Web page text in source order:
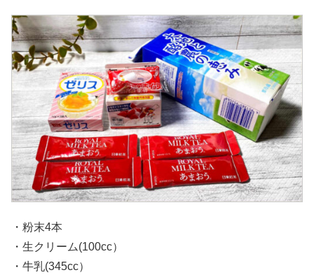
・粉末4本
・生クリーム(100cc）
・牛乳(345cc）